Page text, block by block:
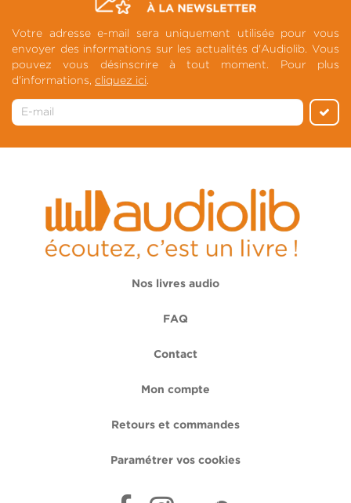
Votre adresse e-mail sera uniquement utilisée pour vous
envoyer des informations sur les actualités d'Audiolib. Vous
pouvez vous désinscrire à tout moment. Pour plus
d'informations, cliquez ici.
Nos livres audio
FAQ
Contact
Mon compte
Retours et commandes
Paramétrer vos cookies